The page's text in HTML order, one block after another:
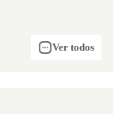
Ver todos